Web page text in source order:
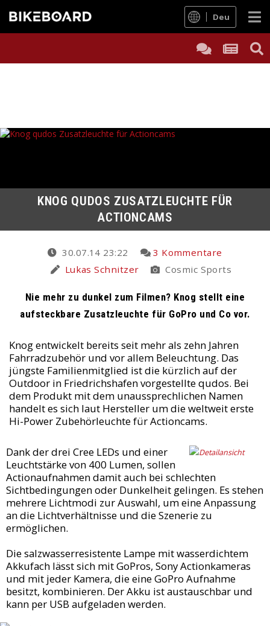
Deu
KNOG QUDOS ZUSATZLEUCHTE FÜR
ACTIONCAMS
30.07.14 23:22
3 Kommentare
Lukas Schnitzer
Cosmic Sports
Nie mehr zu dunkel zum Filmen? Knog stellt eine
aufsteckbare Zusatzleuchte für GoPro und Co vor.
Knog entwickelt bereits seit mehr als zehn Jahren
Fahrradzubehör und vor allem Beleuchtung. Das
jüngste Familienmitglied ist die kürzlich auf der
Outdoor in Friedrichshafen vorgestellte qudos. Bei
dem Produkt mit dem unaussprechlichen Namen
handelt es sich laut Hersteller um die weltweit erste
Hi-Power Zubehörleuchte für Actioncams.
Dank der drei Cree LEDs und einer
Leuchtstärke von 400 Lumen, sollen
Actionaufnahmen damit auch bei schlechten
Sichtbedingungen oder Dunkelheit gelingen. Es stehen
mehrere Lichtmodi zur Auswahl, um eine Anpassung
an die Lichtverhältnisse und die Szenerie zu
ermöglichen.
Die salzwasserresistente Lampe mit wasserdichtem
Akkufach lässt sich mit GoPros, Sony Actionkameras
und mit jeder Kamera, die eine GoPro Aufnahme
besitzt, kombinieren. Der Akku ist austauschbar und
kann per USB aufgeladen werden.